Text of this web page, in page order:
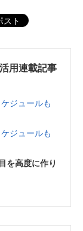
スト
用連載記事
ジュールも
ジュールも
を高度に作り